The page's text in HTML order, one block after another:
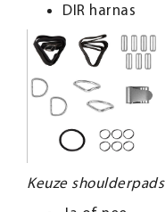
DIR harnas
Keuze shoulderpads